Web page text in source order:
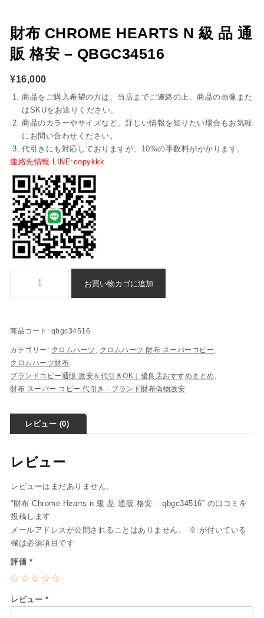
財布 CHROME HEARTS N 級 品 通
販 格安 – QBGC34516
¥16,000
商品をご購入希望の方は、当店までご連絡の上、商品の画像また
はSKUをお送りください。
商品のカラーやサイズなど、詳しい情報を知りたい場合もお気軽
にお問い合わせください。
代引きにも対応しておりますが、10%の手数料がかかります。
連絡先情報 LINE:copykkk
お買い物カゴに追加
商品コード: qbgc34516
カテゴリー: クロムハーツ , クロムハーツ 財布 スーパーコピー,
クロムハーツ財布,
ブランドコピー通販 激安＆代引きOK｜優良店おすすめまとめ ,
財布 スーパー コピー 代引き​ - ブランド財布偽物激安
レビュー (0)
レビュー
レビューはまだありません。
“財布 Chrome Hearts n 級 品 通販 格安 – qbgc34516” の口コミを
投稿します
メールアドレスが公開されることはありません。
※ が付いている
欄は必須項目です
評価 *
レビュー *